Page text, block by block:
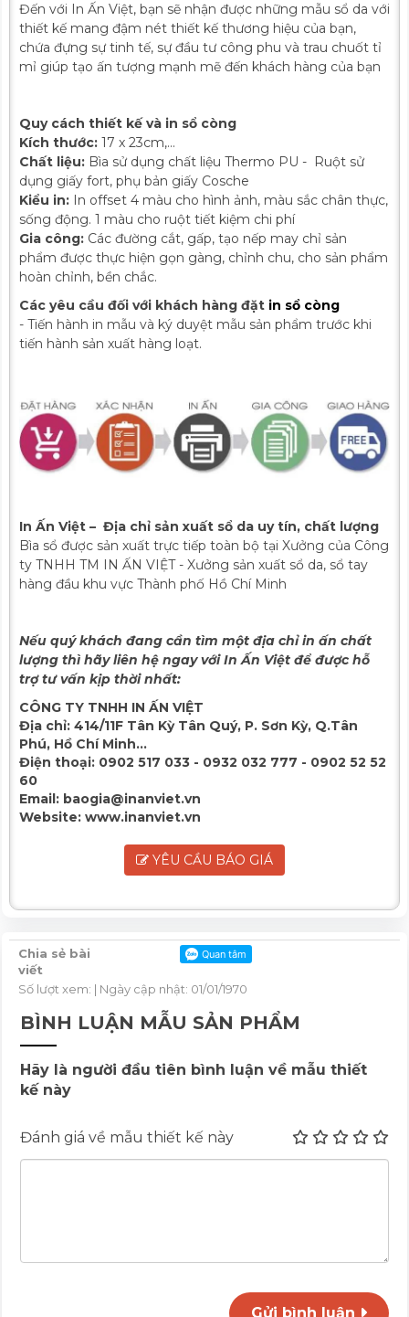
Đến với In Ấn Việt, bạn sẽ nhận được những mẫu sổ da với
thiết kế mang đậm nét thiết kế thương hiệu của bạn,
chứa đựng sự tinh tế, sự đầu tư công phu và trau chuốt tỉ
mỉ giúp tạo ấn tượng mạnh mẽ đến khách hàng của bạn
Quy cách thiết kế và in sổ còng
Kích thước: 17 x 23cm,...
Chất liệu: Bìa sử dụng chất liệu Thermo PU - Ruột sử
dụng giấy fort, phụ bản giấy Cosche
Kiểu in: In offset 4 màu cho hình ảnh, màu sắc chân thực,
sống động. 1 màu cho ruột tiết kiệm chi phí
Gia công: Các đường cắt, gấp, tạo nếp may chỉ sản
phẩm được thực hiện gọn gàng, chỉnh chu, cho sản phẩm
hoàn chỉnh, bền chắc.
Các yêu cầu đối với khách hàng đặt in sổ còng
- Tiến hành in mẫu và ký duyệt mẫu sản phẩm trước khi
tiến hành sản xuất hàng loạt.
In Ấn Việt – Địa chỉ sản xuất sổ da uy tín, chất lượng
Bìa sổ được sản xuất trực tiếp toàn bộ tại Xưởng của Công
ty TNHH TM IN ẤN VIỆT - Xưởng sản xuất sổ da, sổ tay
hàng đầu khu vực Thành phố Hồ Chí Minh
Nếu quý khách đang cần tìm một địa chỉ in ấn chất
lượng thì hãy liên hệ ngay với In Ấn Việt để được hỗ
trợ tư vấn kịp thời nhất:
CÔNG TY TNHH IN ẤN VIỆT
Địa chỉ: 414/11F Tân Kỳ Tân Quý, P. Sơn Kỳ, Q.Tân
Phú, Hồ Chí Minh...
Điện thoại: 0902 517 033 - 0932 032 777 - 0902 52 52
60
Email: baogia@inanviet.vn
Website: www.inanviet.vn
YÊU CẦU BÁO GIÁ
Chia sẻ bài
viết
Số lượt xem: | Ngày cập nhật: 01/01/1970
BÌNH LUẬN MẪU SẢN PHẨM
Hãy là người đầu tiên bình luận về mẫu thiết
kế này
Đánh giá về mẫu thiết kế này
Gửi bình luận